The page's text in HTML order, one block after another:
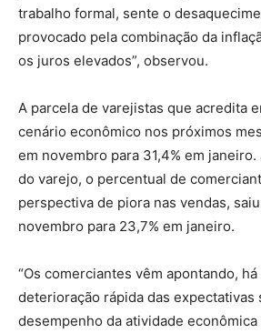
trabalho formal, sente o
provocado pela combinação da
os juros elevados”, observou.
A parcela de varejistas que acredita
cenário econômico nos próximos
em novembro para 31,4% em
do varejo, o percentual de
perspectiva de piora nas vendas,
novembro para 23,7% em janeiro.
“Os comerciantes vêm apontando,
deterioração rápida das expectativas
desempenho da atividade